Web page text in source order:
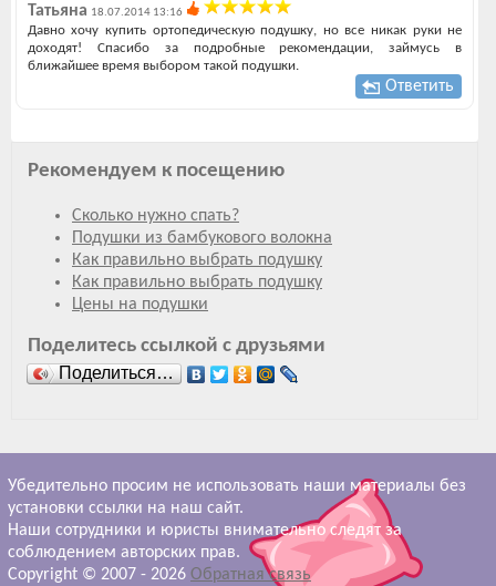
Татьяна 18.07.2014 13:16
Давно хочу купить ортопедическую подушку, но все никак руки не
доходят! Спасибо за подробные рекомендации, займусь в
ближайшее время выбором такой подушки.
Ответить
Рекомендуем к посещению
Сколько нужно спать?
Подушки из бамбукового волокна
Как правильно выбрать подушку
Как правильно выбрать подушку
Цены на подушки
Поделитесь ссылкой с друзьями
Поделиться…
Убедительно просим не использовать наши материалы без
установки ссылки на наш сайт.
Наши сотрудники и юристы внимательно следят за
соблюдением авторских прав.
Copyright © 2007 - 2026 Обратная связь